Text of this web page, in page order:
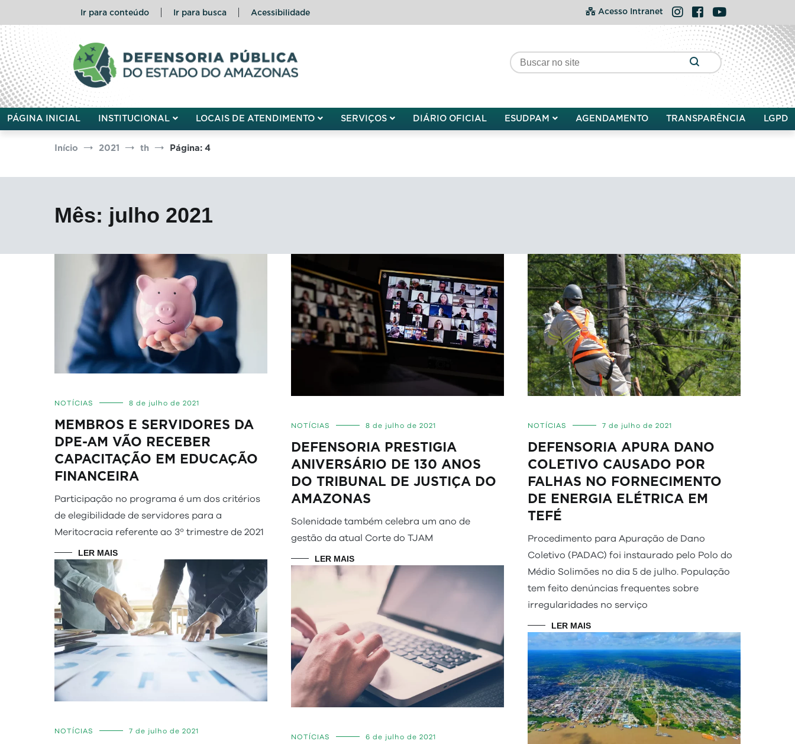
o
conteúdo
Ir para conteúdo Ir para busca Acessibilidade Acesso Intranet Instagram
FacebookYouTube
Defensoria Pública do Estado do Amazonas
PÁGINA INICIAL INSTITUCIONAL LOCAIS DE ATENDIMENTO SERVIÇOS DIÁRIO OFICIAL ESUDPAM AGENDAMENTO TRANSPARÊNCIA LGPD
Início 2021 th Página: 4
Mês: julho 2021
NOTÍCIAS 8 de julho de 2021
MEMBROS E SERVIDORES DA
DPE-AM VÃO RECEBER
CAPACITAÇÃO EM EDUCAÇÃO
FINANCEIRA
Participação no programa é um dos critérios
de elegibilidade de servidores para a
Meritocracia referente ao 3º trimestre de 2021
LER MAIS
NOTÍCIAS 8 de julho de 2021
DEFENSORIA PRESTIGIA
ANIVERSÁRIO DE 130 ANOS
DO TRIBUNAL DE JUSTIÇA DO
AMAZONAS
Solenidade também celebra um ano de
gestão da atual Corte do TJAM
LER MAIS
NOTÍCIAS 7 de julho de 2021
DEFENSORIA APURA DANO
COLETIVO CAUSADO POR
FALHAS NO FORNECIMENTO
DE ENERGIA ELÉTRICA EM
TEFÉ
Procedimento para Apuração de Dano
Coletivo (PADAC) foi instaurado pelo Polo do
Médio Solimões no dia 5 de julho. População
tem feito denúncias frequentes sobre
irregularidades no serviço
LER MAIS
NOTÍCIAS 7 de julho de 2021
NOTÍCIAS 6 de julho de 2021